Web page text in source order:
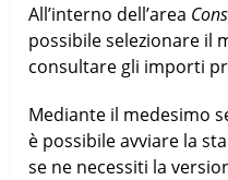
All’interno dell’area
possibile selezionare il
consultare gli importi
Mediante il medesimo
è possibile avviare la
se ne necessiti la